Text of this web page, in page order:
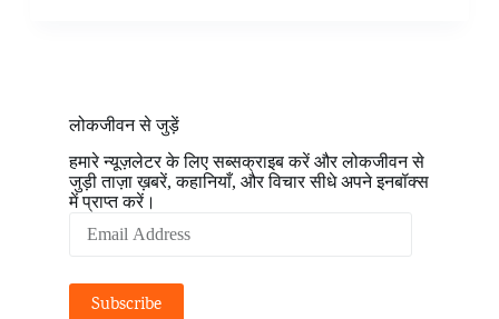
लोकजीवन से जुड़ें
हमारे न्यूज़लेटर के लिए सब्सक्राइब करें और लोकजीवन से
जुड़ी ताज़ा ख़बरें, कहानियाँ, और विचार सीधे अपने इनबॉक्स
में प्राप्त करें।
Address
Subscribe